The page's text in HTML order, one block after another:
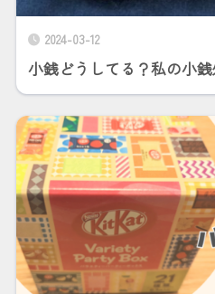
2024-03-12
小銭どうしてる？私の小